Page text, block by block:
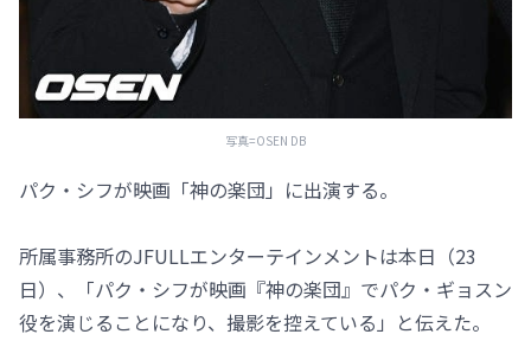
写真=OSEN DB
パク・シフが映画「神の楽団」に出演する。
所属事務所のJFULLエンターテインメントは本日（23
日）、「パク・シフが映画『神の楽団』でパク・ギョスン
役を演じることになり、撮影を控えている」と伝えた。